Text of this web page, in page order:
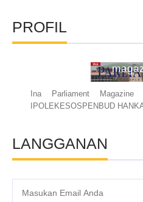
PROFIL
Ina Parliament
IPOLEKESOSPENBUD
LANGGANAN